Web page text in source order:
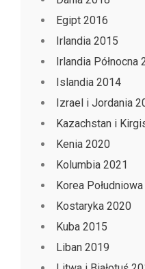
Egipt 2016
Irlandia 2015
Irlandia Północna
Islandia 2014
Izrael i Jordania
Kazachstan i
Kenia 2020
Kolumbia 2021
Korea
Kostaryka 2020
Kuba 2015
Liban 2019